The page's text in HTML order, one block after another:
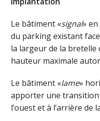
Le bâtiment «signal»
du parking existant
la largeur de la bretelle
hauteur maximale
Le bâtiment «lame»
apporter une transition
l’ouest et à l’arrière de